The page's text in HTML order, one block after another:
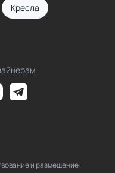
Кресла
и размещение